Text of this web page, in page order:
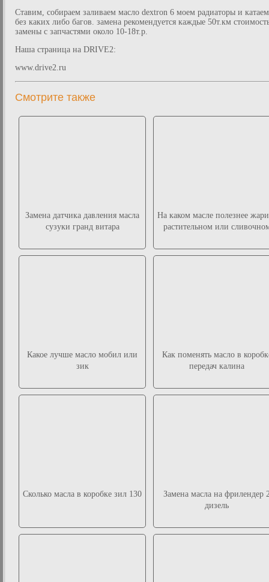
Ставим, собираем заливаем масло dextron 6 моем радиаторы и
без каких либо багов. замена рекомендуется каждые 50т.км
замены с запчастями около 10-18т.р.
Наша страница на DRIVE2:
www.drive2.ru
Смотрите также
Замена датчика давления масла
сузуки гранд витара
На каком масле полезнее
растительном или
Какое лучше масло мобил или
зик
Как поменять масло в
передач калина
Сколько масла в коробке зил 130
Замена масла на фрилендер
дизель